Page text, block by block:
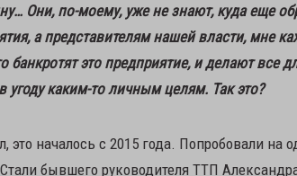
Они, по-моему, уже не знают, куда еще
а представителям нашей власти, мне
банкротят это предприятие, и делают все
угоду каким-то личным целям. Так это?
это началось с 2015 года. Попробовали на
бывшего руководителя ТТП